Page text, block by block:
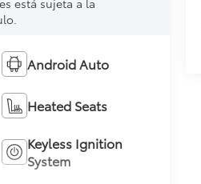
está sujeta a la
Android Auto
Heated Seats
Keyless Ignition
System